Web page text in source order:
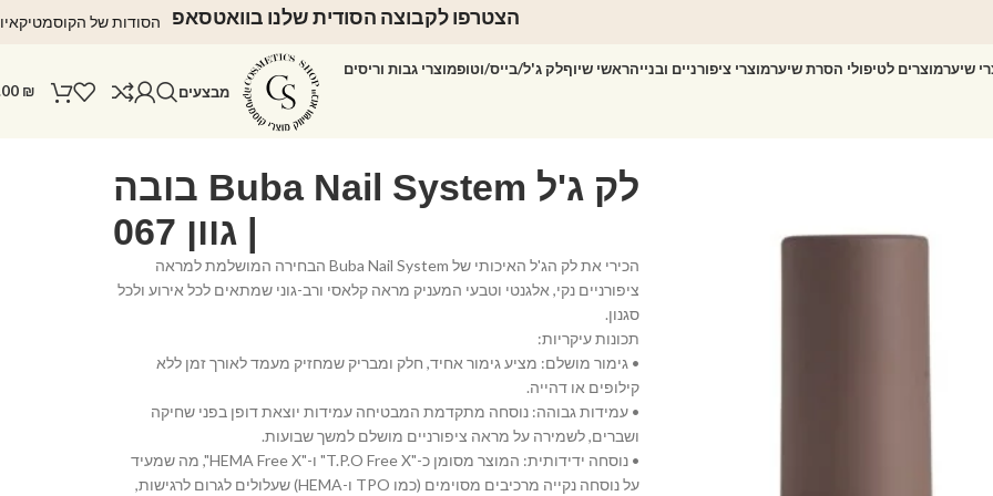
הצטרפו לקבוצה הסודית שלנו בוואטסאפ הסודות של
שיערמוצרים לטיפולי הסרת שיערמוצרי ציפורניים ובנייהראשי שיוףלק ג'ל/בייס/וטופמוצרי גבות וריסים
מבצעים ₪
לק ג'ל Buba Nail System בובה
| גוון 067
הכירי את לק הג'ל האיכותי של Buba Nail System הבחירה המושלמת למראה
ציפורניים נקי, אלגנטי וטבעי המעניק מראה קלאסי ורב-גוני שמתאים לכל אירוע ולכל
סגנון.
תכונות עיקריות:
• גימור מושלם: מציע גימור אחיד, חלק ומבריק שמחזיק מעמד לאורך זמן ללא
קילופים או דהייה.
• עמידות גבוהה: נוסחה מתקדמת המבטיחה עמידות יוצאת דופן בפני שחיקה
ושברים, לשמירה על מראה ציפורניים מושלם למשך שבועות.
• נוסחה ידידותית: המוצר מסומן כ-"T.P.O Free X" ו-"HEMA Free X", מה שמעיד
על נוסחה נקייה מרכיבים מסוימים (כמו TPO ו-HEMA) שעלולים לגרום לרגישות,